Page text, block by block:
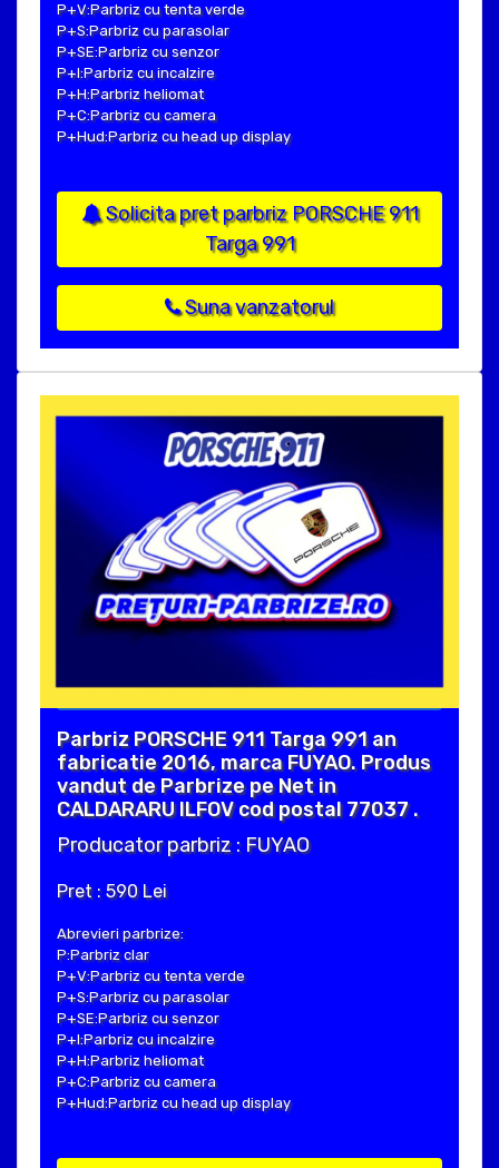
P+V:Parbriz cu tenta verde
P+S:Parbriz cu parasolar
P+SE:Parbriz cu senzor
P+I:Parbriz cu incalzire
P+H:Parbriz heliomat
P+C:Parbriz cu camera
P+Hud:Parbriz cu head up display
Solicita pret parbriz PORSCHE 911
Targa 991
Suna vanzatorul
Parbriz PORSCHE 911 Targa 991 an
fabricatie 2016, marca FUYAO. Produs
vandut de Parbrize pe Net in
CALDARARU ILFOV cod postal 77037 .
Producator parbriz : FUYAO
Pret : 590 Lei
Abrevieri parbrize:
P:Parbriz clar
P+V:Parbriz cu tenta verde
P+S:Parbriz cu parasolar
P+SE:Parbriz cu senzor
P+I:Parbriz cu incalzire
P+H:Parbriz heliomat
P+C:Parbriz cu camera
P+Hud:Parbriz cu head up display